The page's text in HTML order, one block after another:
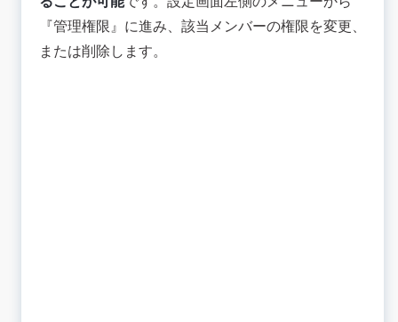
『管理権限』に進み、該当メンバーの権限を変更、
または削除します。